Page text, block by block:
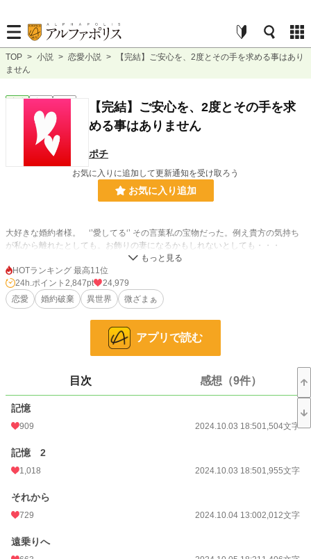
TOP > 小説 > 恋愛小説 >
【完結】ご安心を、2度とその手を求める事はあり
ません
恋愛 完結 短編
【完結】ご安心を、2度とその手を求
める事はありません
ポチ
お気に入りに追加して更新通知を受け取ろう
お気に入り追加
大好きな婚約者様。 ‘’愛してる‘’ その言葉私の宝物だった。例え貴方の気持ち
が私から離れたとしても。お飾りの妻になるかもしれないとしても・・・
それでも、私は貴方を想っていたい。 独り過ごす刻もそれだけで幸せを感じら
れた。たった一つの希望
248 位 / 66,320 件
2,847 pt
文字数
初回公開日時
年間ポイント
HOTランキング 最高11位
24h.ポイント 2,847pt
24,979
恋愛
婚約破棄 異世界 微ざまぁ
アプリで読む
目次 感想（9件）
記憶
909 2024.10.03 18:501,504文字
記憶 2
1,018 2024.10.03 18:501,955文字
それから
729 2024.10.04 13:002,012文字
遠乗りへ